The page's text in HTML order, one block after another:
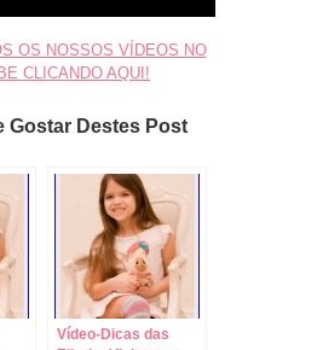
OS NOSSOS VÍDEOS NO
CLICANDO AQUI!
Gostar Destes Post
Vídeo-Dicas das